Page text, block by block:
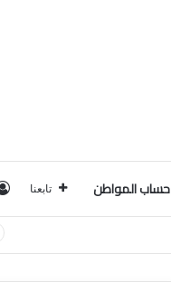
حساب المواطن تابعنا